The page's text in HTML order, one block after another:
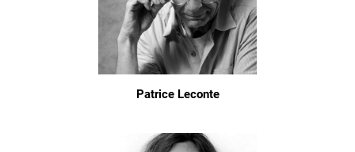
Patrice Leconte